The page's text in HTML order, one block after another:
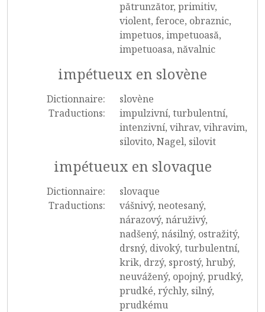
pătrunzător, primitiv,
violent, feroce, obraznic,
impetuos, impetuoasă,
impetuoasa, năvalnic
impétueux en slovène
Dictionnaire:
slovène
Traductions:
impulzivní, turbulentní,
intenzivní, vihrav, vihravim,
silovito, Nagel, silovit
impétueux en slovaque
Dictionnaire:
slovaque
Traductions:
vášnivý, neotesaný,
nárazový, náruživý,
nadšený, násilný, ostražitý,
drsný, divoký, turbulentní,
krik, drzý, sprostý, hrubý,
neuvážený, opojný, prudký,
prudké, rýchly, silný,
prudkému